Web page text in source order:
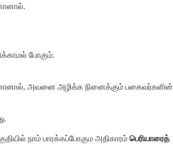
போகும்.
அவனை அழிக்க நினைக்கும் பகைவர்களின்
நாம் பாரக்கப்போகும அதிகாரம் பெரியாரைத்